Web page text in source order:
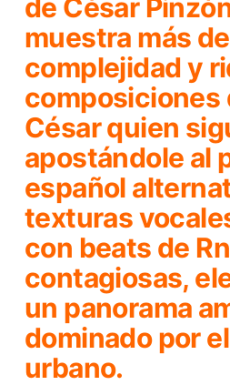
de César
muestra más
complejidad y
composiciones
César quien
apostándole al
español
texturas
con beats de
contagiosas,
un panorama
dominado por
urbano.